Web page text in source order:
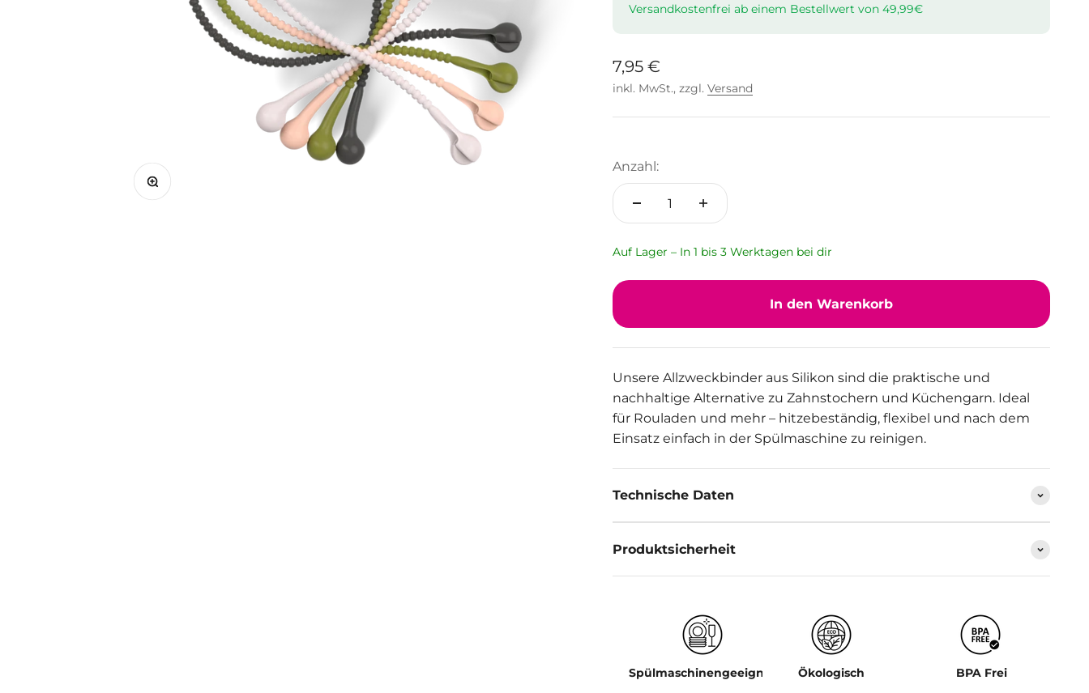
Bild vergrößern
Versandkostenfrei ab einem Bestellwert von 49,99€
Angebot
7,95 €
inkl. MwSt., zzgl. Versand
Anzahl:
Auf Lager – In 1 bis 3 Werktagen bei dir
In den Warenkorb
Unsere Allzweckbinder aus Silikon sind die praktische und
nachhaltige Alternative zu Zahnstochern und Küchengarn. Ideal
für Rouladen und mehr – hitzebeständig, flexibel und nach dem
Einsatz einfach in der Spülmaschine zu reinigen.
Technische Daten
Produktsicherheit
Spülmaschinengeeignet Ökologisch BPA Frei